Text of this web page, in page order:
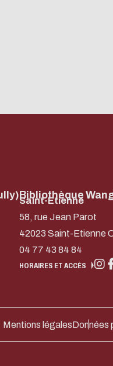
Bibliothèque
Saint-Etienne
58, rue Jean Parot
42023 Saint-Etienne
04 77 43 84 84
HORAIRES ET ACCÈS
Mentions légalesDonnées